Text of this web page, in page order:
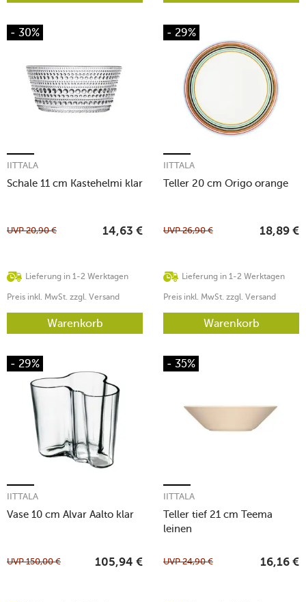
- 30%
Schale 11 cm Kastehelmi klar
IITTALA
Lieferung in 1-2 Werktagen
UVP20,90 € 14,63 €
Preis inkl. MwSt. zzgl. Versand
Warenkorb
- 29%
Teller 20 cm Origo orange
IITTALA
Lieferung in 1-2 Werktagen
UVP26,90 € 18,89 €
Preis inkl. MwSt. zzgl. Versand
Warenkorb
- 29%
Vase 10 cm Alvar Aalto klar
IITTALA
UVP150,00 € 105,94 €
- 35%
Teller tief 21 cm Teema
leinen
IITTALA
UVP24,90 € 16,16 €